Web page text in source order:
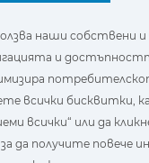
въпроси
наши
страни, за да
на нашия уебсайт
наши собствени
и
всички бисквитки,
всички“ или да
за да получите повече